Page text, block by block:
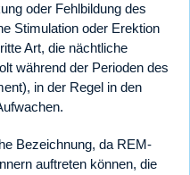
oder Fehlbildung des
Stimulation oder Erektion
Art, die nächtliche
während der Perioden des
in der Regel in den
Bezeichnung, da REM-
auftreten können, die